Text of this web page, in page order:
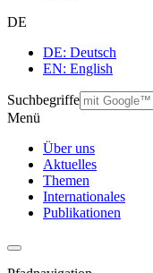
DE
DE: Deutsch
EN: English
Suchbegriffe
Menü
Über uns
Aktuelles
Themen
Internationales
Publikationen